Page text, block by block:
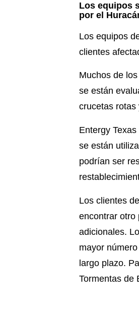
Los equipos
por el
Los equipos
clientes
Muchos de
se están
crucetas rotas
Entergy
se están
podrían ser
Los clientes
encontrar otro
adicionales.
mayor
largo plazo.
Tormentas de